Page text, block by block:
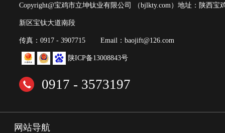
Copyright@宝鸡市立坤钛业有限公司 （bjlkty.com） 地址：陕西宝
新区宝钛大道南段
传真：0917 - 3907715 Email：baojift@126.com
陕ICP备13008843号
0917 - 3573197
网站导航